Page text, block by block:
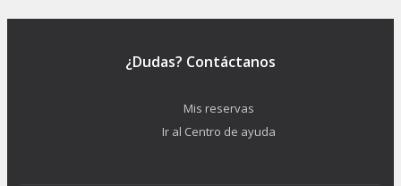
¿Dudas? Contáctanos
Mis reservas
Ir al Centro de ayuda